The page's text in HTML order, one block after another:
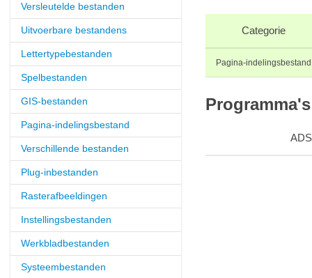
Versleutelde bestanden
Uitvoerbare bestandens
Lettertypebestanden
Spelbestanden
GIS-bestanden
Pagina-indelingsbestand
Verschillende bestanden
Plug-inbestanden
Rasterafbeeldingen
Instellingsbestanden
Werkbladbestanden
Systeembestanden
Categorie
Pagina-indelingsbestand
ADS